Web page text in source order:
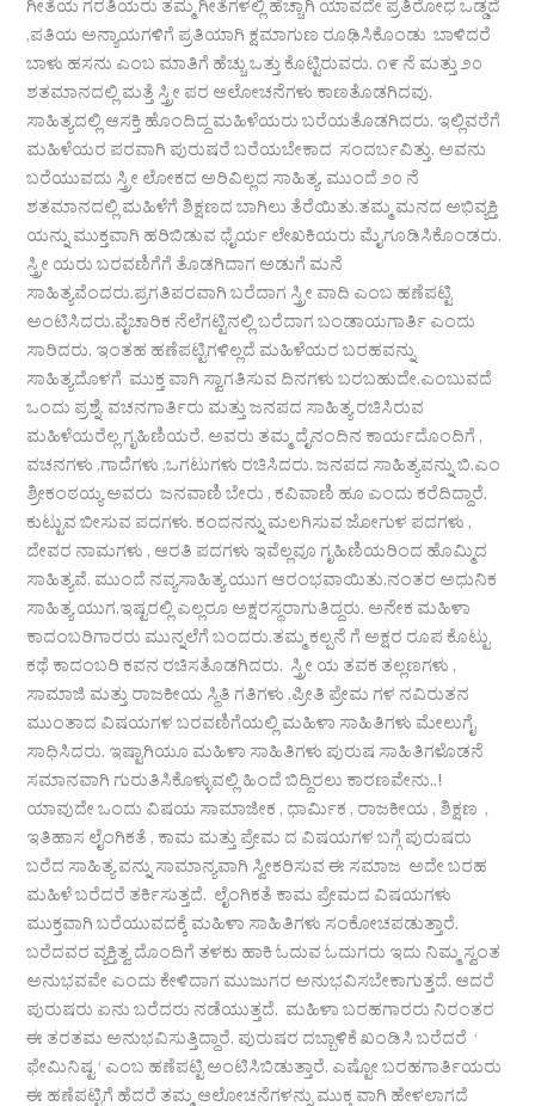
ಗೀತೆಯ ಗರತಿಯರು ತಮ್ಮ ಗೀತೆಗಳಲ್ಲಿ ಹೆಚ್ಚಾಗಿ ಯಾವದೇ ಪ್ರತಿರೋಧ ಒಡ್ಡದೆ
,ಪತಿಯ ಅನ್ಯಾಯಗಳಿಗೆ ಪ್ರತಿಯಾಗಿ ಕ್ಷಮಾಗುಣ ರೂಢಿಸಿಕೊಂಡು ಬಾಳಿದರೆ
ಬಾಳು ಹಸನು ಎಂಬ ಮಾತಿಗೆ ಹೆಚ್ಚು ಒತ್ತು ಕೊಟ್ಟಿರುವರು. ೧೯ ನೆ ಮತ್ತು ೨೦
ಶತಮಾನದಲ್ಲಿ ಮತ್ತೆ ಸ್ತ್ರೀ ಪರ ಆಲೋಚನೆಗಳು ಕಾಣತೊಡಗಿದವು.
ಸಾಹಿತ್ಯದಲ್ಲಿ ಆಸಕ್ತಿ ಹೊಂದಿದ್ದ ಮಹಿಳೆಯರು ಬರೆಯತೊಡಗಿದರು. ಇಲ್ಲಿವರೆಗೆ
ಮಹಿಳೆಯರ ಪರವಾಗಿ ಪುರುಷರೆ ಬರೆಯಬೇಕಾದ ಸಂದರ್ಬವಿತ್ತು. ಅವನು
ಬರೆಯುವದು ಸ್ತ್ರೀ ಲೋಕದ ಅರಿವಿಲ್ಲದ ಸಾಹಿತ್ಯ. ಮುಂದೆ ೨೦ ನೆ
ಶತಮಾನದಲ್ಲಿ ಮಹಿಳೆಗೆ ಶಿಕ್ಷಣದ ಬಾಗಿಲು ತೆರೆಯಿತು.ತಮ್ಮ ಮನದ ಅಭಿವ್ಯಕ್ತಿ
ಯನ್ನು ಮುಕ್ತವಾಗಿ ಹರಿಬಿಡುವ ಧೈರ್ಯ ಲೇಖಕಿಯರು ಮೈಗೂಡಿಸಿಕೊಂಡರು.
ಸ್ತ್ರೀ ಯರು ಬರವಣಿಗೆಗೆ ತೊಡಗಿದಾಗ ಅಡುಗೆ ಮನೆ
ಸಾಹಿತ್ಯವೆಂದರು.ಪ್ರಗತಿಪರವಾಗಿ ಬರೆದಾಗ ಸ್ತ್ರೀ ವಾದಿ ಎಂಬ ಹಣೆಪಟ್ಟಿ
ಅಂಟಿಸಿದರು.ವೈಚಾರಿಕ ನೆಲೆಗಟ್ಟಿನಲ್ಲಿ ಬರೆದಾಗ ಬಂಡಾಯಗಾರ್ತಿ ಎಂದು
ಸಾರಿದರು. ಇಂತಹ ಹಣೆಪಟ್ಟಿಗಳಿಲ್ಲದೆ ಮಹಿಳೆಯರ ಬರಹವನ್ನು
ಸಾಹಿತ್ಯದೊಳಗೆ ಮುಕ್ತ ವಾಗಿ ಸ್ವಾಗತಿಸುವ ದಿನಗಳು ಬರಬಹುದೇ.ಎಂಬುವದೆ
ಒಂದು ಪ್ರಶ್ನೆ. ವಚನಗಾರ್ತಿರು ಮತ್ತು ಜನಪದ ಸಾಹಿತ್ಯ ರಚಿಸಿರುವ
ಮಹಿಳೆಯರೆಲ್ಲ ಗೃಹಿಣಿಯರೆ. ಅವರು ತಮ್ಮ ದೈನಂದಿನ ಕಾರ್ಯದೊಂದಿಗೆ ,
ವಚನಗಳು ,ಗಾದೆಗಳು ,ಒಗಟುಗಳು ರಚಿಸಿದರು. ಜನಪದ ಸಾಹಿತ್ಯವನ್ನು ಬಿ.ಎಂ
ಶ್ರೀಕಂಠಯ್ಯ ಅವರು ಜನವಾಣಿ ಬೇರು , ಕವಿವಾಣಿ ಹೂ ಎಂದು ಕರೆದಿದ್ದಾರೆ.
ಕುಟ್ಟುವ ಬೀಸುವ ಪದಗಳು. ಕಂದನನ್ನು ಮಲಗಿಸುವ ಜೋಗುಳ ಪದಗಳು ,
ದೇವರ ನಾಮಗಳು , ಆರತಿ ಪದಗಳು ಇವೆಲ್ಲವೂ ಗೃಹಿಣಿಯರಿಂದ ಹೊಮ್ಮಿದ
ಸಾಹಿತ್ಯವೆ. ಮುಂದೆ ನವ್ಯಸಾಹಿತ್ಯ ಯುಗ ಆರಂಭವಾಯಿತು.ನಂತರ ಅಧುನಿಕ
ಸಾಹಿತ್ಯ ಯುಗ.ಇಷ್ಟರಲ್ಲಿ ಎಲ್ಲರೂ ಅಕ್ಷರಸ್ಥರಾಗುತಿದ್ದರು. ಅನೇಕ ಮಹಿಳಾ
ಕಾದಂಬರಿಗಾರರು ಮುನ್ನಲೆಗೆ ಬಂದರು.ತಮ್ಮ ಕಲ್ಪನೆ ಗೆ ಅಕ್ಷರ ರೂಪ ಕೊಟ್ಟು
ಕಥೆ ಕಾದಂಬರಿ ಕವನ ರಚಿಸತೊಡಗಿದರು. ಸ್ತ್ರೀ ಯ ತವಕ ತಲ್ಲಣಗಳು ,
ಸಾಮಾಜಿ ಮತ್ತು ರಾಜಕೀಯ ಸ್ಥಿತಿ ಗತಿಗಳು ,ಪ್ರೀತಿ ಪ್ರೇಮ ಗಳ ನವಿರುತನ
ಮುಂತಾದ ವಿಷಯಗಳ ಬರವಣಿಗೆಯಲ್ಲಿ ಮಹಿಳಾ ಸಾಹಿತಿಗಳು ಮೇಲುಗೈ
ಸಾಧಿಸಿದರು. ಇಷ್ಟಾಗಿಯೂ ಮಹಿಳಾ ಸಾಹಿತಿಗಳು ಪುರುಷ ಸಾಹಿತಿಗಳೊಡನೆ
ಸಮಾನವಾಗಿ ಗುರುತಿಸಿಕೊಳ್ಳುವಲ್ಲಿ ಹಿಂದೆ ಬಿದ್ದಿರಲು ಕಾರಣವೇನು..!
ಯಾವುದೇ ಒಂದು ವಿಷಯ ಸಾಮಾಜೀಕ , ಧಾರ್ಮಿಕ , ರಾಜಕೀಯ , ಶಿಕ್ಷಣ ,
ಇತಿಹಾಸ ಲೈಂಗಿಕತೆ , ಕಾಮ ಮತ್ತು ಪ್ರೇಮ ದ ವಿಷಯಗಳ ಬಗ್ಗೆ ಪುರುಷರು
ಬರೆದ ಸಾಹಿತ್ಯ ವನ್ನು ಸಾಮಾನ್ಯವಾಗಿ ಸ್ವೀಕರಿಸುವ ಈ ಸಮಾಜ ಅದೇ ಬರಹ
ಮಹಿಳೆ ಬರೆದರೆ ತರ್ಕಿಸುತ್ತದೆ. ಲೈಂಗಿಕತೆ ಕಾಮ ಪ್ರೇಮದ ವಿಷಯಗಳು
ಮುಕ್ತವಾಗಿ ಬರೆಯುವದಕ್ಕೆ ಮಹಿಳಾ ಸಾಹಿತಿಗಳು ಸಂಕೋಚಪಡುತ್ತಾರೆ.
ಬರೆದವರ ವ್ಯಕ್ತಿತ್ವ ದೊಂದಿಗೆ ತಳಕು ಹಾಕಿ ಓದುವ ಓದುಗರು ಇದು ನಿಮ್ಮ ಸ್ವಂತ
ಅನುಭವವೇ ಎಂದು ಕೇಳಿದಾಗ ಮುಜುಗರ ಅನುಭವಿಸಬೇಕಾಗುತ್ತದೆ. ಆದರೆ
ಪುರುಷರು ಏನು ಬರೆದರು ನಡೆಯುತ್ತದೆ. ಮಹಿಳಾ ಬರಹಗಾರರು ನಿರಂತರ
ಈ ತರತಮ ಅನುಭವಿಸುತ್ತಿದ್ದಾರೆ. ಪುರುಷರ ದಬ್ಬಾಳಿಕೆ ಖಂಡಿಸಿ ಬರೆದರೆ ‘
ಫೇಮಿನಿಷ್ಟ ‘ ಎಂಬ ಹಣೆಪಟ್ಟಿ ಅಂಟಿಸಿಬಿಡುತ್ತಾರೆ. ಎಷ್ಟೋ ಬರಹಗಾರ್ತಿಯರು
ಈ ಹಣೆಪಟ್ಟಿಗೆ ಹೆದರೆ ತಮ್ಮ ಆಲೋಚನೆಗಳನ್ನು ಮುಕ್ತ ವಾಗಿ ಹೇಳಲಾಗದೆ